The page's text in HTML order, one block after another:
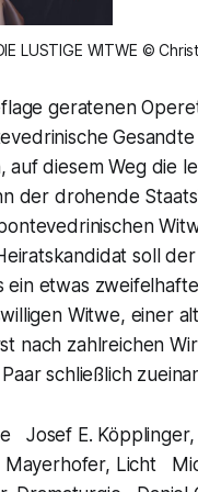
LUSTIGE WITWE ©
geratenen
Gesandte
diesem Weg die
der drohende
soll
ein etwas
Witwe, einer
nach zahlreichen
schließlich
Josef E.
Licht